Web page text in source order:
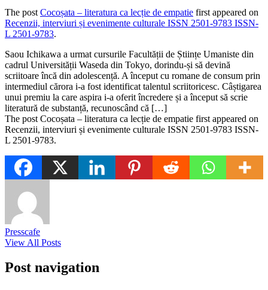
The post Cocoșata – literatura ca lecție de empatie first appeared on
Recenzii, interviuri și evenimente culturale ISSN 2501-9783 ISSN-
L 2501-9783.
​Saou Ichikawa a urmat cursurile Facultății de Științe Umaniste din
cadrul Universității Waseda din Tokyo, dorindu-și să devină
scriitoare încă din adolescență. A început cu romane de consum prin
intermediul cărora i-a fost identificat talentul scriitoricesc. Câștigarea
unui premiu la care aspira i-a oferit încredere și a început să scrie
literatură de substanță, recunoscând că […]
The post Cocoșata – literatura ca lecție de empatie first appeared on
Recenzii, interviuri și evenimente culturale ISSN 2501-9783 ISSN-
L 2501-9783.
Presscafe
View All Posts
Post navigation